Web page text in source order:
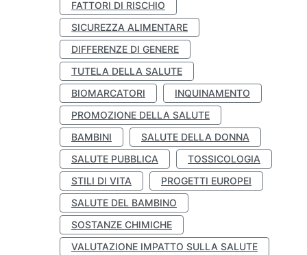
FATTORI DI RISCHIO
SICUREZZA ALIMENTARE
DIFFERENZE DI GENERE
TUTELA DELLA SALUTE
BIOMARCATORI
INQUINAMENTO
PROMOZIONE DELLA SALUTE
BAMBINI
SALUTE DELLA DONNA
SALUTE PUBBLICA
TOSSICOLOGIA
STILI DI VITA
PROGETTI EUROPEI
SALUTE DEL BAMBINO
SOSTANZE CHIMICHE
VALUTAZIONE IMPATTO SULLA SALUTE